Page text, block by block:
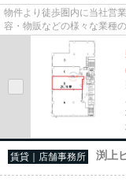
物件より徒歩圏内に当社営
容・物販などの様々な業種
尚、弊社ではおとり広告は
賃貸｜店舗事務所 渕上